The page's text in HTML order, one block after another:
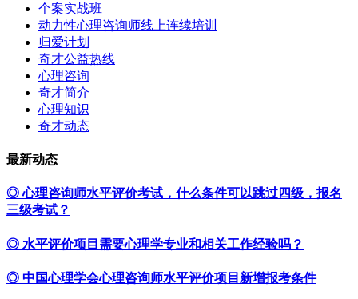
个案实战班
动力性心理咨询师线上连续培训
归爱计划
奇才公益热线
心理咨询
奇才简介
心理知识
奇才动态
最新动态
◎ 心理咨询师水平评价考试，什么条件可以跳过四级，报名
三级考试？
◎ 水平评价项目需要心理学专业和相关工作经验吗？
◎ 中国心理学会心理咨询师水平评价项目新增报考条件